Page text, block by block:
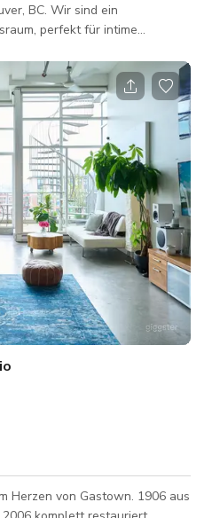
sind ein
perfekt für intime
Pop-up-Märkte und mehr!
versteckten Juwel zu
für weitere Anweisungen.
Herzen von Gastown. 1906 aus